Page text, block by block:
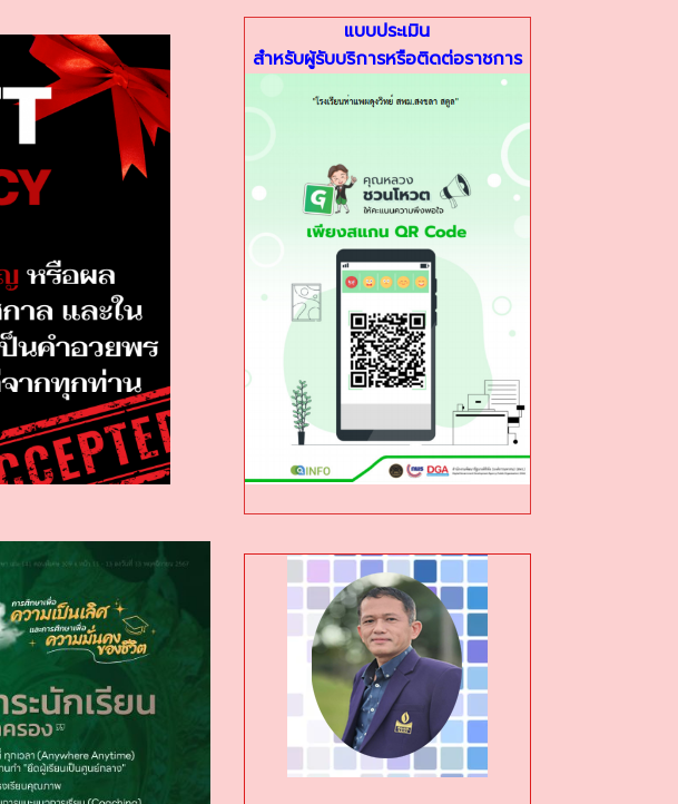
แบบประเมิน
สำหรับผู้รับบริการหรือติดต่อราชการ